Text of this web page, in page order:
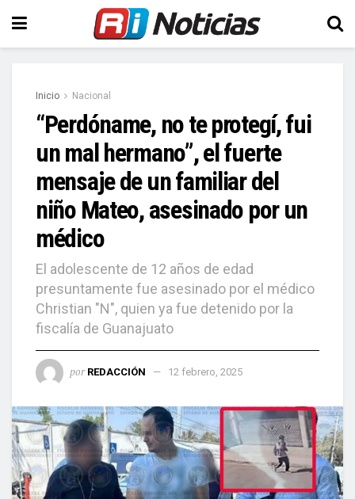
Inicio Nacional
“Perdóname, no te protegí, fui
un mal hermano”, el fuerte
mensaje de un familiar del
niño Mateo, asesinado por un
médico
El adolescente de 12 años de edad
presuntamente fue asesinado por el médico
Christian "N", quien ya fue detenido por la
fiscalía de Guanajuato
por REDACCIÓN 12 febrero, 2025